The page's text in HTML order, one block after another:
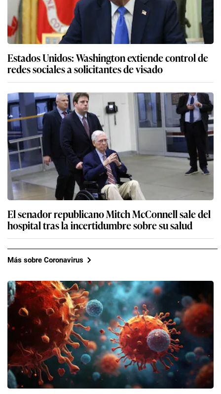
Estados Unidos: Washington extiende control de
redes sociales a solicitantes de visado
El senador republicano Mitch McConnell sale del
hospital tras la incertidumbre sobre su salud
Más sobre Coronavirus